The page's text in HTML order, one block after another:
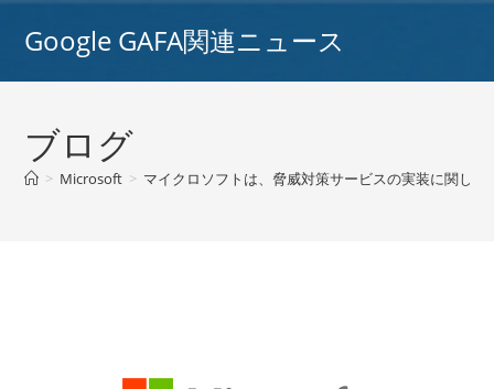
Google GAFA関連ニュース
ブログ
> Microsoft > マイクロソフトは、脅威対策サービスの実装に関し